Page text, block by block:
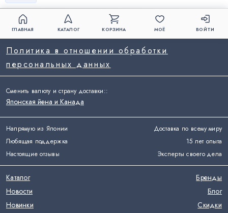
ГЛАВНАЯ КАТАЛОГ КОРЗИНА МОЁ ВОЙТИ
Напрямую из Японии
Доставка по всему миру
Любящая поддержка
15 лет опыта
Настоящие отзывы
Эксперты своего дела
Политика в отношении обработки
персональных данных
Каталог
Бренды
Новости
Блог
Новинки
Скидки
Сменить валюту и страну доставки::
Японская йена и Канада